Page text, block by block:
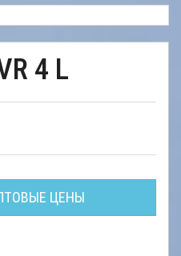
4 L
ЦЕНЫ